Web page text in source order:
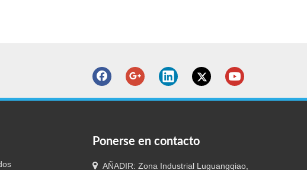
Ponerse en contacto
 AÑADIR: Zona Industrial Luguangqiao,